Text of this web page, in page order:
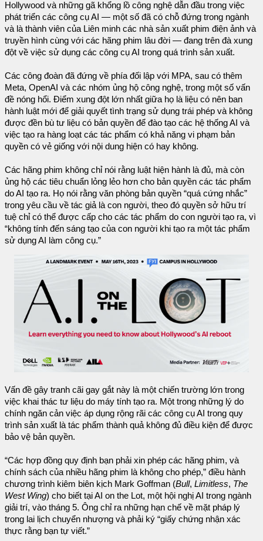
Hollywood và những gã khổng lồ công nghệ dẫn đầu trong việc
phát triển các công cụ AI — một số đã có chỗ đứng trong ngành
và là thành viên của Liên minh các nhà sản xuất phim điện ảnh và
truyền hình cùng với các hãng phim lâu đời — đang trên đà xung
đột về việc sử dụng các công cụ AI trong quá trình sản xuất.
Các công đoàn đã đứng về phía đối lập với MPA, sau có thêm
Meta, OpenAI và các nhóm ủng hộ công nghệ, trong một số vấn
đề nóng hổi. Điểm xung đột lớn nhất giữa họ là liệu có nên ban
hành luật mới để giải quyết tình trạng sử dụng trái phép và không
được đền bù tư liệu có bản quyền để đào tạo các hệ thống AI và
việc tạo ra hàng loạt các tác phẩm có khả năng vi phạm bản
quyền có vẻ giống với nội dung hiện có hay không.
Các hãng phim không chỉ nói rằng luật hiện hành là đủ, mà còn
ủng hộ các tiêu chuẩn lỏng lẻo hơn cho bản quyền các tác phẩm
do AI tạo ra. Họ nói rằng văn phòng bản quyền “quá cứng nhắc”
trong yêu cầu về tác giả là con người, theo đó quyền sở hữu trí
tuệ chỉ có thể được cấp cho các tác phẩm do con người tạo ra, vì
“không tính đến sáng tạo của con người khi tạo ra một tác phẩm
sử dụng AI làm công cụ.”
Vấn đề gây tranh cãi gay gắt này là một chiến trường lớn trong
việc khai thác tư liệu do máy tính tạo ra. Một trong những lý do
chính ngăn cản việc áp dụng rộng rãi các công cụ AI trong quy
trình sản xuất là tác phẩm thành quả không đủ điều kiện để được
bảo vệ bản quyền.
“Các hợp đồng quy định bạn phải xin phép các hãng phim, và
chính sách của nhiều hãng phim là không cho phép,” điều hành
chương trình kiêm biên kịch Mark Goffman (Bull, Limitless, The
West Wing) cho biết tại AI on the Lot, một hội nghị AI trong ngành
giải trí, vào tháng 5. Ông chỉ ra những hạn chế về mặt pháp lý
trong lai lịch chuyển nhượng và phải ký “giấy chứng nhận xác
thực rằng bạn tự viết.”